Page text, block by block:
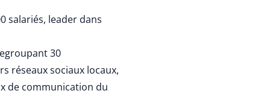
salariés, leader dans
30
réseaux sociaux locaux,
de communication du